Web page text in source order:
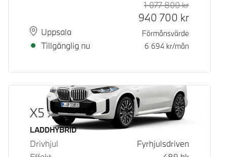
PlatsUppsala
Leveranstid
Tillgänglig nu
Rek. ord
1 077 800kr
940 700 kr
Förmånsvärde
6 694 kr/mån
X5 xDrive50e
Bränsle
LADDHYBRID
Drivhjul
Fyrhjulsdriven